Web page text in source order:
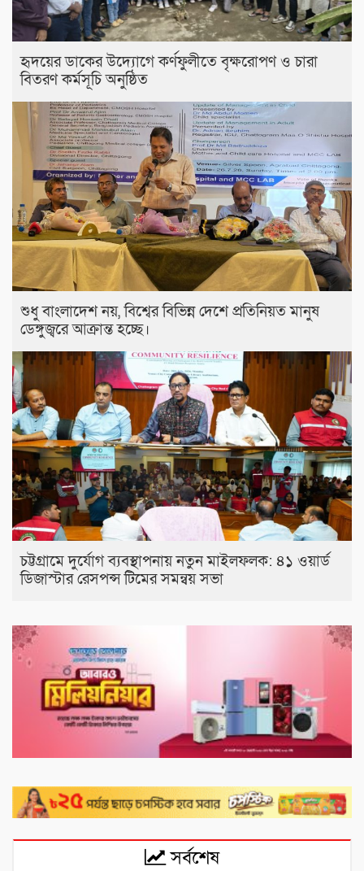
হৃদয়ের ডাকের উদ্যোগে কর্ণফুলীতে বৃক্ষরোপণ ও চারা
বিতরণ কর্মসূচি অনুষ্ঠিত
শুধু বাংলাদেশ নয়, বিশ্বের বিভিন্ন দেশে প্রতিনিয়ত মানুষ
ডেঙ্গুজ্বরে আক্রান্ত হচ্ছে।
চট্টগ্রামে দুর্যোগ ব্যবস্থাপনায় নতুন মাইলফলক: ৪১ ওয়ার্ড
ডিজাস্টার রেসপন্স টিমের সমন্বয় সভা
সর্বশেষ